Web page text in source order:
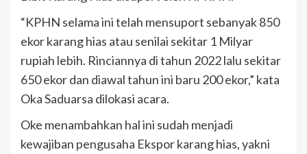
“KPHN selama ini telah mensuport sebanyak 850
ekor karang hias atau senilai sekitar 1 Milyar
rupiah lebih. Rinciannya di tahun 2022 lalu sekitar
650 ekor dan diawal tahun ini baru 200 ekor,” kata
Oka Saduarsa dilokasi acara.
Oke menambahkan hal ini sudah menjadi
kewajiban pengusaha Ekspor karang hias, yakni